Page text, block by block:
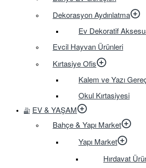
Dekorasyon Aydınlatma
Ev Dekoratif
Evcil Hayvan Ürünleri
Kırtasiye Ofis
Kalem ve Yazı
Okul Kırtasiyesi
EV & YAŞAM
Bahçe & Yapı Market
Yapı Market
Hırdavat